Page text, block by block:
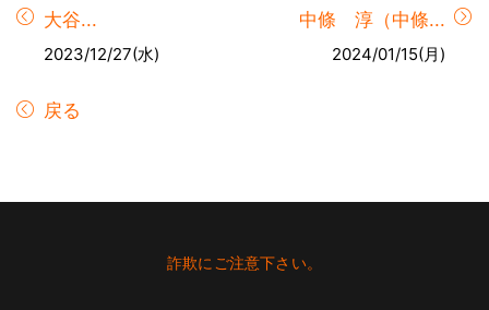
大谷...
2023/12/27(水)
中條 淳（中條...
2024/01/15(月)
戻る
詐欺にご注意下さい。